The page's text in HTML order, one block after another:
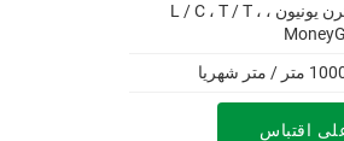
ويسترن يونيون ، L / C ، T / T ،
/ متر شهريا
اقتباس